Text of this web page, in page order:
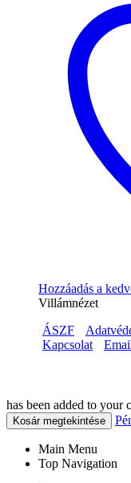
Hozzáadás a
Villámnézet
ÁSZF
Kapcsolat
has been added to your
Kosár megtekintése
Main Menu
Top Navigation